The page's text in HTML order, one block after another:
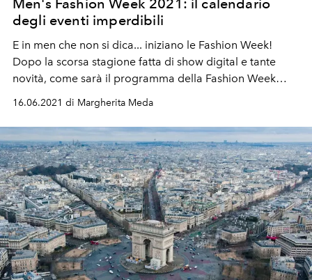
degli eventi imperdibili
E in men che non si dica... iniziano le Fashion Week!
Dopo la scorsa stagione fatta di show digital e tante
novità, come sarà il programma della Fashion Week
località d'eccezione e debutti ufficiali, scopri il
programma completo
16.06.2021 di Margherita Meda